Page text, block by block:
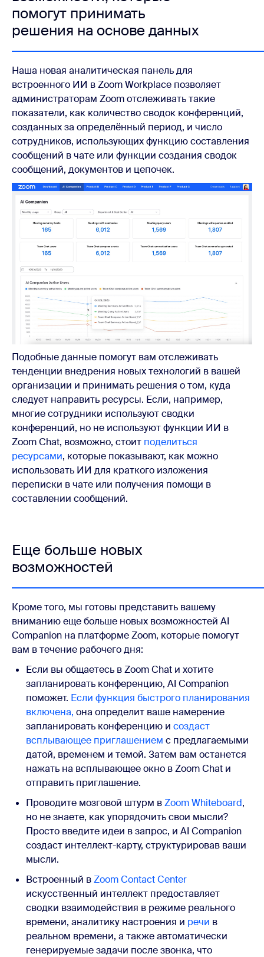
помогут принимать
решения на основе данных
Наша новая аналитическая панель для
встроенного ИИ в Zoom Workplace позволяет
администраторам Zoom отслеживать такие
показатели, как количество сводок конференций,
созданных за определённый период, и число
сотрудников, использующих функцию составления
сообщений в чате или функции создания сводок
сообщений, документов и цепочек.
Подобные данные помогут вам отслеживать
тенденции внедрения новых технологий в вашей
организации и принимать решения о том, куда
следует направить ресурсы. Если, например,
многие сотрудники используют сводки
конференций, но не используют функции ИИ в
Zoom Chat, возможно, стоит поделиться
ресурсами, которые показывают, как можно
использовать ИИ для краткого изложения
переписки в чате или получения помощи в
составлении сообщений.
Еще больше новых
возможностей
Кроме того, мы готовы представить вашему
вниманию еще больше новых возможностей AI
Companion на платформе Zoom, которые помогут
вам в течение рабочего дня:
Если вы общаетесь в Zoom Chat и хотите
запланировать конференцию, AI Companion
поможет. Если функция быстрого планирования
включена, она определит ваше намерение
запланировать конференцию и создаст
всплывающее приглашением с предлагаемыми
датой, временем и темой. Затем вам останется
нажать на всплывающее окно в Zoom Chat и
отправить приглашение.
Проводите мозговой штурм вZoom Whiteboard,
но не знаете, как упорядочить свои мысли?
Просто введите идеи в запрос, и AI Companion
создаст интеллект-карту, структурировав ваши
мысли.
Встроенный вZoom Contact Center
искусственный интеллект предоставляет
сводки взаимодействия в режиме реального
времени, аналитику настроения и речи в
реальном времени, а также автоматически
генерируемые задачи после звонка, что